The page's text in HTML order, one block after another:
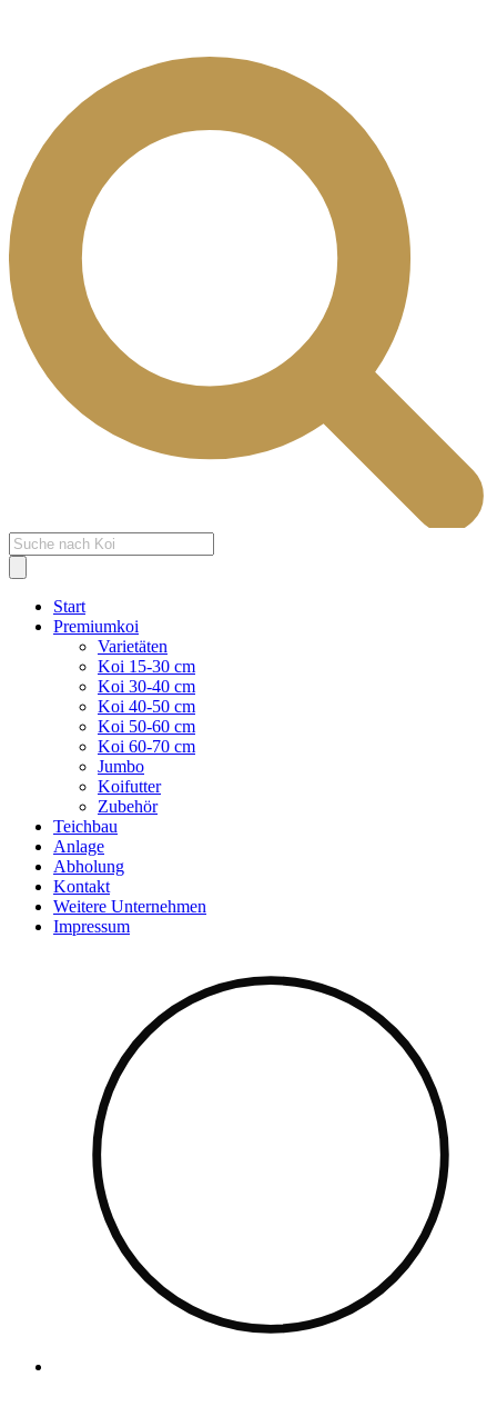
Products
search
Start
Premiumkoi
Varietäten
Koi 15-30 cm
Koi 30-40 cm
Koi 40-50 cm
Koi 50-60 cm
Koi 60-70 cm
Jumbo
Koifutter
Zubehör
Teichbau
Anlage
Abholung
Kontakt
Weitere Unternehmen
Impressum